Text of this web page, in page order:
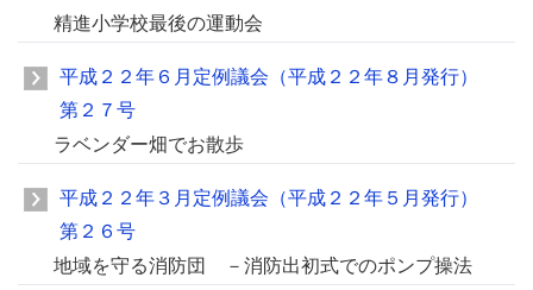
精進小学校最後の運動会
平成２２年６月定例議会（平成２２年８月発行）
第２７号
ラベンダー畑でお散歩
平成２２年３月定例議会（平成２２年５月発行）
第２６号
地域を守る消防団 －消防出初式でのポンプ操法